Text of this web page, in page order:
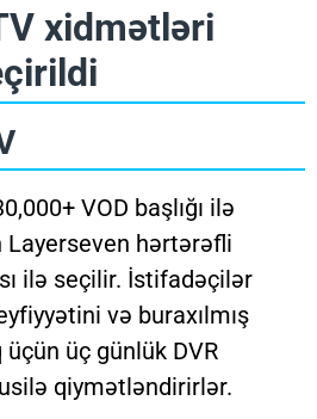
xidmətləri
VOD başlığı ilə
hərtərəfli
ilə seçilir. İstifadəçilər
və buraxılmış
üç günlük DVR
qiymətləndirirlər.